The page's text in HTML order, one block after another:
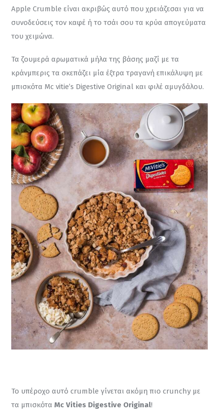
Apple Crumble είναι ακριβώς αυτό που χρειάζεσαι για να
συνοδεύσεις τον καφέ ή το τσάι σου τα κρύα απογεύματα
του χειμώνα.
Τα ζουμερά αρωματικά μήλα της βάσης μαζί με τα
κράνμπερις τα σκεπάζει μία έξτρα τραγανή επικάλυψη με
μπισκότα Μc vitie’s Digestive Original και φιλέ αμυγδάλου.
Το υπέροχο αυτό crumble γίνεται ακόμη πιο crunchy με
τα μπισκότα Mc Vities Digestive Original!